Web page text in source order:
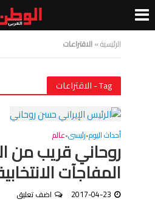
الرئيسية»الاقتراعات
Tag - الاقتراعات
أحداث اليوم•رئيسى•عالم
روحاني قريب من
المفاجآت
2017-04-23 اضف تعليق